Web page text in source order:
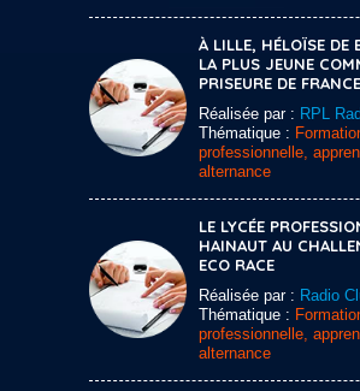
À LILLE, HÉLOÏSE DE
LA PLUS JEUNE
PRISEURE DE FRANCE
Réalisée par : RPL
Thématique :
professionnelle,
alternance
LE LYCÉE
HAINAUT AU
ECO RACE
Réalisée par : Radio
Thématique :
professionnelle,
alternance